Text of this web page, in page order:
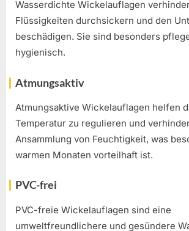
Wasserdichte Wickelauflagen
Flüssigkeiten durchsickern und den
beschädigen. Sie sind besonders
hygienisch.
Atmungsaktiv
Atmungsaktive Wickelauflagen helfen
Temperatur zu regulieren und
Ansammlung von Feuchtigkeit, was
warmen Monaten vorteilhaft ist.
PVC-frei
PVC-freie Wickelauflagen sind eine
umweltfreundlichere und gesündere